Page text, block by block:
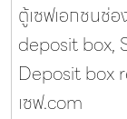
ตู้เซฟเอกชนช่
deposit box,
Deposit box
เซฟ.com